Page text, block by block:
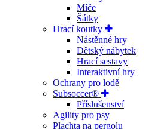
Míče
Šátky
Hrací koutky
Nástěnné hry
Dětský nábytek
Hrací sestavy
Interaktivní hry
Ochrany pro lodě
Subsoccer®
Příslušenství
Agility pro psy
Plachta na pergolu